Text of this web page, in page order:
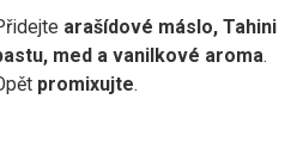
arašídové máslo, Tahini
med a vanilkové aroma.
promixujte.